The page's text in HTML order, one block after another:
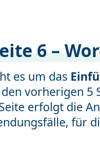
6 –
es um das
vorherigen 5
erfolgt die
für